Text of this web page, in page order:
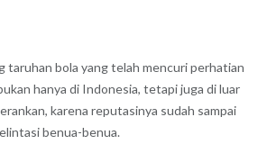
taruhan bola yang telah mencuri perhatian
hanya di Indonesia, tetapi juga di luar
karena reputasinya sudah sampai
benua-benua.